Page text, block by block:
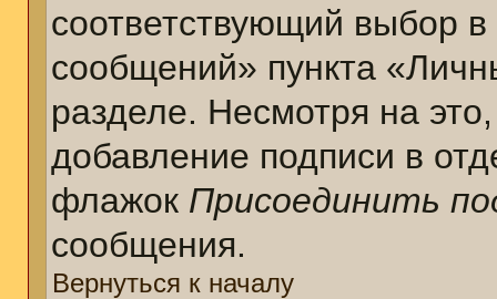
соответствующий выбор
сообщений» пункта
разделе. Несмотря на
добавление подписи в
флажок Присоединить
сообщения.
Вернуться к началу